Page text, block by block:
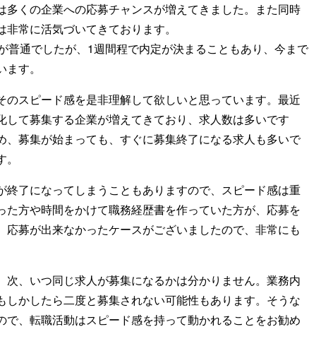
くの企業への応募チャンスが増えてきました。また同時
常に活気づいてきております。
普通でしたが、1週間程で内定が決まることもあり、今まで
す。
スピード感を是非理解して欲しいと思っています。最近
て募集する企業が増えてきており、求人数は多いです
募集が始まっても、すぐに募集終了になる求人も多いで
了になってしまうこともありますので、スピード感は重
方や時間をかけて職務経歴書を作っていた方が、応募を
募が出来なかったケースがございましたので、非常にも
、いつ同じ求人が募集になるかは分かりません。業務内
かしたら二度と募集されない可能性もあります。そうな
、転職活動はスピード感を持って動かれることをお勧め